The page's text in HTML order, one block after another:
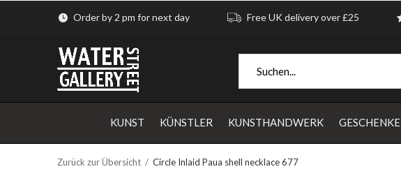
KUNST KÜNSTLER KUNSTHANDWERK GESCHENKE
Order by 2 pm for next day Free UK delivery over £25
Zurück zur Übersicht Circle Inlaid Paua shell necklace 677